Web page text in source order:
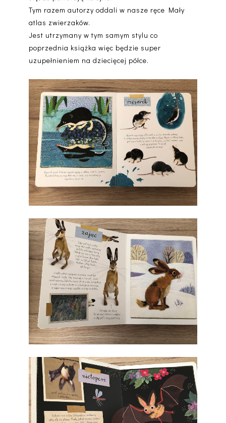
Tym razem autorzy oddali w nasze ręce Mały
atlas zwierzaków.
Jest utrzymany w tym samym stylu co
poprzednia książka więc będzie super
uzupełnieniem na dziecięcej półce.